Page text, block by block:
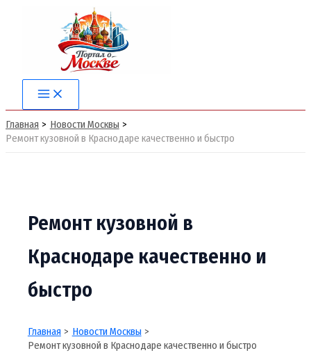
содержимому
Main
Menu
Главная
Новости Москвы
Ремонт кузовной в Краснодаре качественно и быстро
Ремонт кузовной в
Краснодаре качественно и
быстро
Главная
Новости Москвы
Ремонт кузовной в Краснодаре качественно и быстро